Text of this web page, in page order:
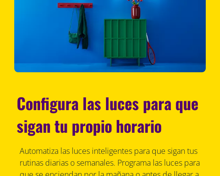
Configura las luces para que
sigan tu propio horario
Automatiza las luces inteligentes para que sigan tus
rutinas diarias o semanales. Programa las luces para